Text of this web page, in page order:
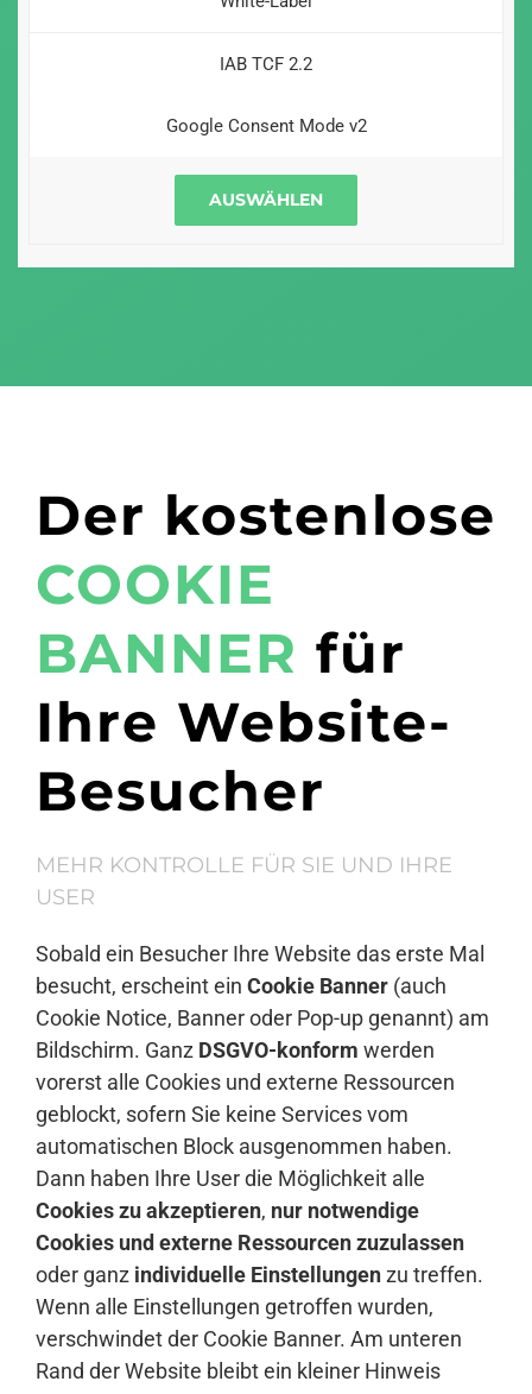
IAB TCF 2.2
Google Consent Mode v2
AUSWÄHLEN
Der kostenlose
COOKIE
BANNER für
Ihre Website-
Besucher
MEHR KONTROLLE FÜR SIE UND IHRE
USER
Sobald ein Besucher Ihre Website das erste Mal
besucht, erscheint ein Cookie Banner (auch
Cookie Notice, Banner oder Pop-up genannt) am
Bildschirm. Ganz DSGVO-konform werden
vorerst alle Cookies und externe Ressourcen
geblockt, sofern Sie keine Services vom
automatischen Block ausgenommen haben.
Dann haben Ihre User die Möglichkeit alle
Cookies zu akzeptieren, nur notwendige
Cookies und externe Ressourcen zuzulassen
oder ganz individuelle Einstellungenzu treffen.
Wenn alle Einstellungen getroffen wurden,
verschwindet der Cookie Banner. Am unteren
Rand der Website bleibt ein kleiner Hinweis